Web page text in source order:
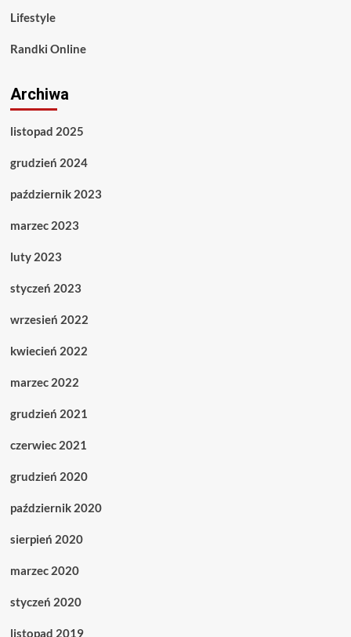
Lifestyle
Randki Online
Archiwa
listopad 2025
grudzień 2024
październik 2023
marzec 2023
luty 2023
styczeń 2023
wrzesień 2022
kwiecień 2022
marzec 2022
grudzień 2021
czerwiec 2021
grudzień 2020
październik 2020
sierpień 2020
marzec 2020
styczeń 2020
listopad 2019